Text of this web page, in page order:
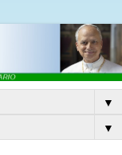
▼
▼